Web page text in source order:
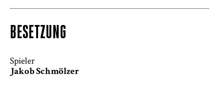
BESETZUNG
Spieler
Jakob Schmölzer